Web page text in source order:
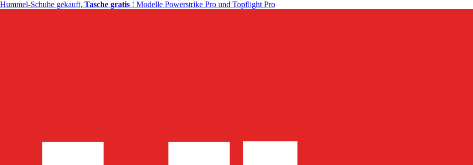
Hummel-Schuhe gekauft, Tasche gratis ! Modelle Powerstrike Pro und Topflight Pro